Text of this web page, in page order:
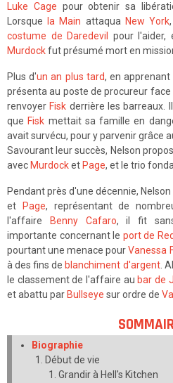
Luke Cage pour obtenir sa
Lorsque
la Main attaqua New York
costume de Daredevil
pour l'aider,
Murdockfut présumé mort en
Plus d'un an plus tard, en
présenta au poste de procureur face
renvoyer Fisk derrière les barreaux.
que Fisk mettait sa famille en
avait survécu, pour y parvenir grâce
Savourant leur succès, Nelson
avec Murdocket Page, et le trio fonda
Pendant près d'une décennie,
et
Page, représentant de
l'affaire
Benny Cafaro, il fit
importante concernant le port de
pourtant une menace pourVanessa
à des fins de blanchiment d'argent.
le classement de l'affaire au bar de
et abattu par Bullseye sur ordre de
Biographie
Début de vie
Grandir à Hell's Kitchen